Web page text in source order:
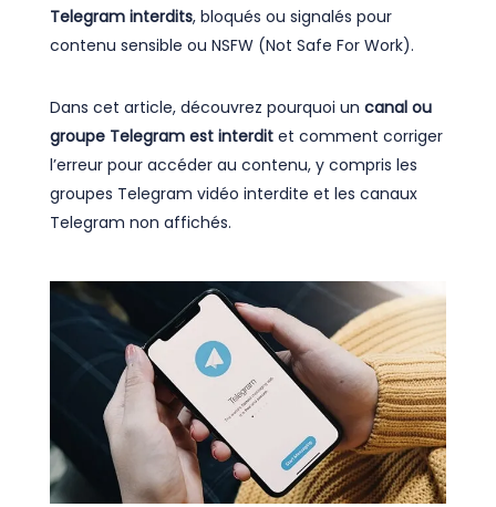
Telegram interdits, bloqués ou signalés pour
contenu sensible ou NSFW (Not Safe For Work).
Dans cet article, découvrez pourquoi un canal ou
groupe Telegram est interdit et comment corriger
l’erreur pour accéder au contenu, y compris les
groupes Telegram vidéo interdite et les canaux
Telegram non affichés.